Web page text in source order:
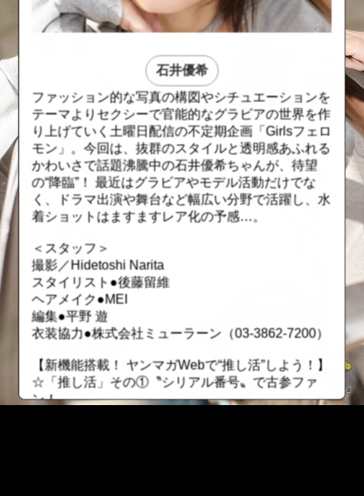
石井優希
ファッション的な写真の構図やシチュエーションを
テーマよりセクシーで官能的なグラビアの世界を作
り上げていく土曜日配信の不定期企画「Girlsフェロ
モン」。今回は、抜群のスタイルと透明感あふれる
かわいさで話題沸騰中の石井優希ちゃんが、待望
の“降臨”！ 最近はグラビアやモデル活動だけでな
く、ドラマ出演や舞台など幅広い分野で活躍し、水
着ショットはますますレア化の予感…。
＜スタッフ＞
撮影／Hidetoshi Narita
スタイリスト●後藤留維
ヘアメイク●MEI
編集●平野 遊
衣装協力●株式会社ミューラーン（03-3862-7200）
【新機能搭載！ ヤンマガWebで“推し活”しよう！】
☆「推し活」その①〝シリアル番号〟で古参ファ
ン！
::fzkqzrz.oi ::fzkqzrz.oi